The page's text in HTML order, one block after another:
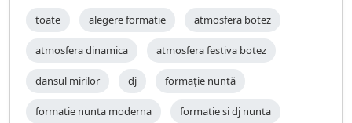
toate alegere formatie atmosfera botez
atmosfera dinamica atmosfera festiva botez
dansul mirilor dj formație nuntă
formatie nunta moderna formatie si dj nunta